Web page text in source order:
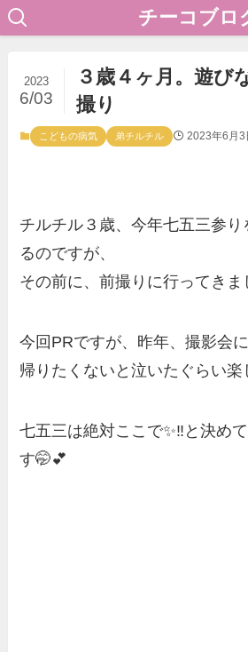
チーコブロ
３歳４ヶ月。遊び
撮り
2023
6/03
こどもの病気 弟チルチル 2023年6月3
チルチル３歳、今年七五三参り
るのですが、
その前に、前撮りに行ってき
今回PRですが、昨年、撮影会
帰りたくないと泣いたぐらい楽
七五三は絶対ここで✨‼️と決め
す🤭💕